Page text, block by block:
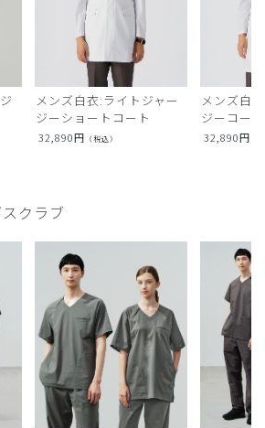
メンズ白衣:ライトジャー
ジーショートコート
32,890円 （税込）
メンズ白
ジーコート
32,890円
クラブ